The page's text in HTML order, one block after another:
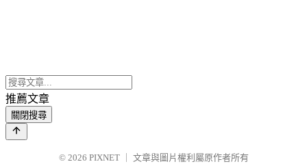
推薦文章
關閉搜尋
© 2026 PIXNET 文章與圖片權利屬原作者所有